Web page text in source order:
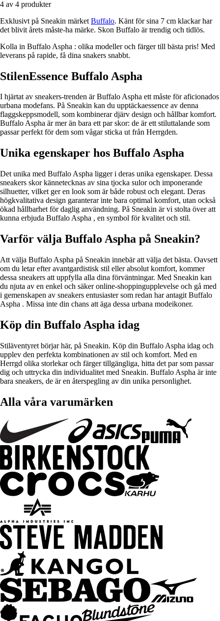
4 av 4 produkter
Exklusivt på Sneakin märket Buffalo. Känt för sina 7 cm klackar har
det blivit årets måste-ha märke. Skon Buffalo är trendig och tidlös.
Kolla in Buffalo Aspha : olika modeller och färger till bästa pris! Med
leverans på rapide, få dina snakers snabbt.
StilenEssence Buffalo Aspha
I hjärtat av sneakers-trenden är Buffalo Aspha ett måste för aficionados
urbana modefans. På Sneakin kan du upptäckaessence av denna
flaggskeppsmodell, som kombinerar djärv design och hållbar komfort.
Buffalo Aspha är mer än bara ett par skor: de är ett stiluttalande som
passar perfekt för dem som vågar sticka ut från Herrgden.
Unika egenskaper hos Buffalo Aspha
Det unika med Buffalo Aspha ligger i deras unika egenskaper. Dessa
sneakers skor kännetecknas av sina tjocka sulor och imponerande
silhuetter, vilket ger en look som är både robust och elegant. Deras
högkvalitativa design garanterar inte bara optimal komfort, utan också
ökad hållbarhet för daglig användning. På Sneakin är vi stolta över att
kunna erbjuda Buffalo Aspha , en symbol för kvalitet och stil.
Varför välja Buffalo Aspha på Sneakin?
Att välja Buffalo Aspha på Sneakin innebär att välja det bästa. Oavsett
om du letar efter avantgardistisk stil eller absolut komfort, kommer
dessa sneakers att uppfylla alla dina förväntningar. Med Sneakin kan
du njuta av en enkel och säker online-shoppingupplevelse och gå med
i gemenskapen av sneakers entusiaster som redan har antagit Buffalo
Aspha . Missa inte din chans att äga dessa urbana modeikoner.
Köp din Buffalo Aspha idag
Stiläventyret börjar här, på Sneakin. Köp din Buffalo Aspha idag och
upplev den perfekta kombinationen av stil och komfort. Med en
Herrgd olika storlekar och färger tillgängliga, hitta det par som passar
dig och uttrycka din individualitet med Sneakin. Buffalo Aspha är inte
bara sneakers, de är en återspegling av din unika personlighet.
Alla våra varumärken